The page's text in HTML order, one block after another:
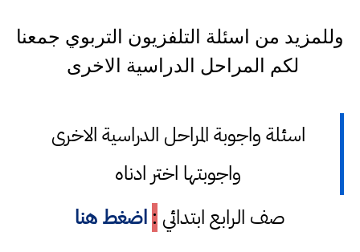
وللمزيد من اسئلة التلفزيون التربوي جمعنا
لكم المراحل الدراسية الاخرى
اسئلة واجوبة المراحل الدراسية الاخرى
واجوبتها اختر ادناه
صف الرابع ابتدائي : اضغط هنا